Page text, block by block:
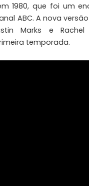
1980, que foi um
ABC. A nova
Marks e
temporada.